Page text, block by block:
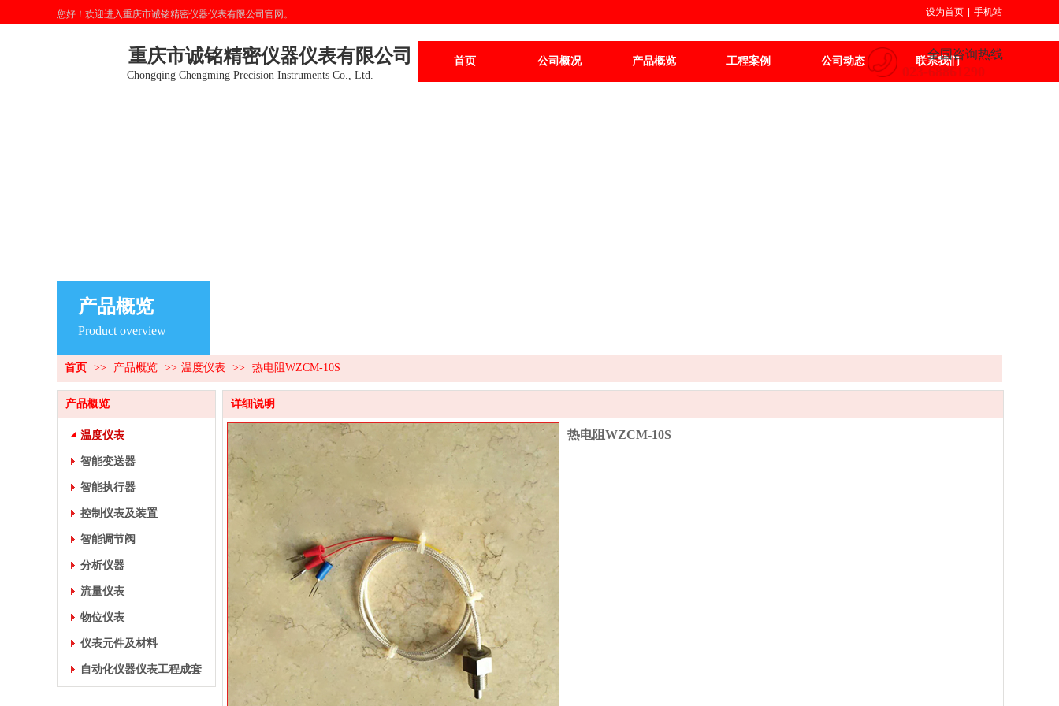
您好！欢迎进入重庆市诚铭精密仪器仪表有限公司官网。
重庆市诚铭精密仪器仪表有限公司
Chongqing Chengming Precision Instruments Co., Ltd.
全国咨询热线
023-68861290
首页 公司概况 产品概览 工程案例 公司动态 联系我们
设为首页 手机站
产品概览
Product overview
首页 >> 产品概览 >> 温度仪表 >> 热电阻WZCM-10S
产品概览
温度仪表
智能变送器
智能执行器
控制仪表及装置
智能调节阀
分析仪器
流量仪表
物位仪表
仪表元件及材料
自动化仪器仪表工程成套
详细说明
热电阻WZCM-10S